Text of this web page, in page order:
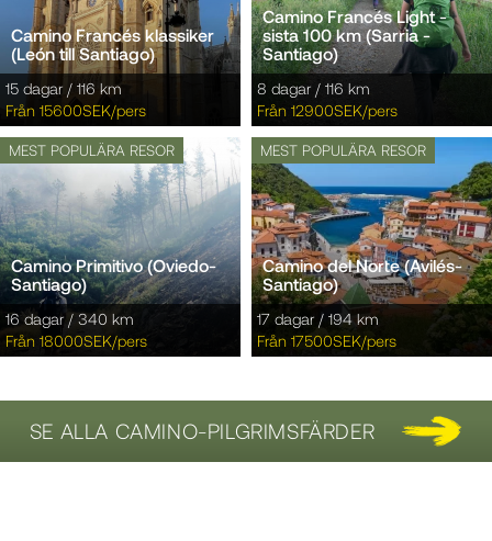
Camino Francés klassiker
(León till Santiago)
15 dagar / 116 km
Från 15600SEK/pers
Camino Francés Light -
sista 100 km (Sarria -
Santiago)
8 dagar / 116 km
Från 12900SEK/pers
MEST POPULÄRA RESOR
Camino Primitivo (Oviedo-
Santiago)
16 dagar / 340 km
Från 18000SEK/pers
MEST POPULÄRA RESOR
Camino del Norte (Avilés-
Santiago)
17 dagar / 194 km
Från 17500SEK/pers
SE ALLA CAMINO-PILGRIMSFÄRDER